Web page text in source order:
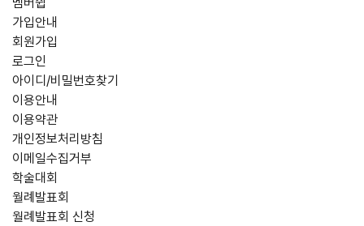
멤버쉽
가입안내
회원가입
로그인
아이디/비밀번호찾기
이용안내
이용약관
개인정보처리방침
이메일수집거부
학술대회
월례발표회
월례발표회 신청